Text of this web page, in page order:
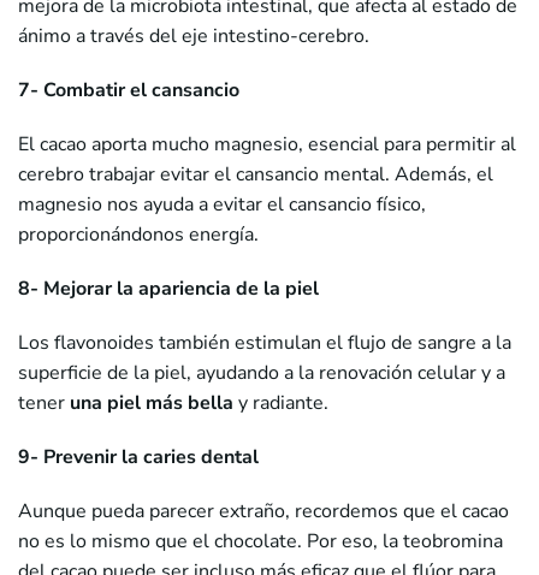
mejora de la microbiota intestinal, que afecta al estado de
ánimo a través del eje intestino-cerebro.
7- Combatir el cansancio
El cacao aporta mucho magnesio, esencial para permitir al
cerebro trabajar evitar el cansancio mental. Además, el
magnesio nos ayuda a evitar el cansancio físico,
proporcionándonos energía.
8- Mejorar la apariencia de la piel
Los flavonoides también estimulan el flujo de sangre a la
superficie de la piel, ayudando a la renovación celular y a
tener una piel más bella y radiante.
9- Prevenir la caries dental
Aunque pueda parecer extraño, recordemos que el cacao
no es lo mismo que el chocolate. Por eso, la teobromina